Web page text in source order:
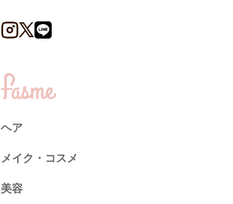
ヘア
メイク・コスメ
美容